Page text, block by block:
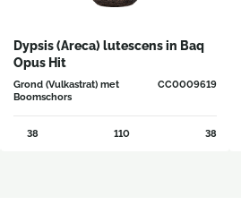
Dypsis (Areca) lutescens in Baq
Opus Hit
Grond (Vulkastrat) met
Boomschors
CC0009619
38 110 38